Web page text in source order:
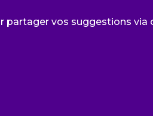
partager vos suggestions via